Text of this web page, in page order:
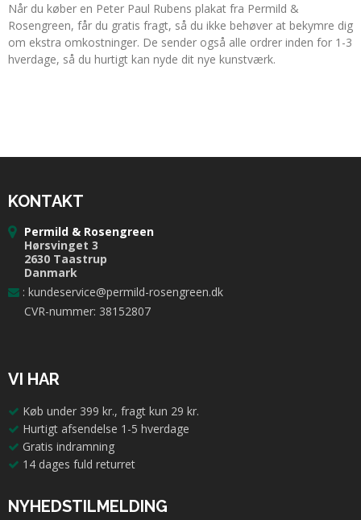
Når du køber en Peter Paul Rubens plakat fra Permild &
Rosengreen, får du gratis fragt, så du ikke behøver at bekymre dig
om ekstra omkostninger. De sender også alle ordrer inden for 1-3
hverdage, så du hurtigt kan nyde dit nye kunstværk.
KONTAKT
Permild & Rosengreen
Hørsvinget 3
2630 Taastrup
Danmark
: kundeservice@permild-rosengreen.dk
CVR-nummer: 38152807
VI HAR
Køb under 399 kr., fragt kun 29 kr.
Hurtigt afsendelse 1-5 hverdage
Gratis indramning
14 dages fuld returret
NYHEDSTILMELDING